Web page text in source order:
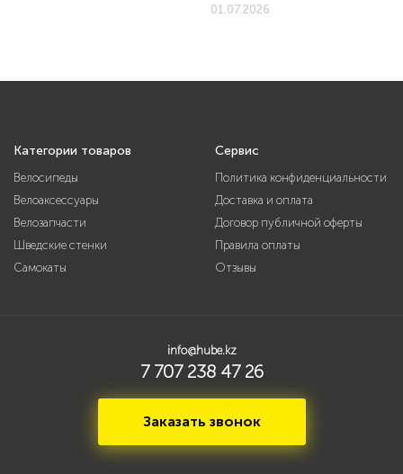
01.07.2026
Категории товаров
Велосипеды
Велоаксессуары
Велозапчасти
Шведские стенки
Самокаты
Сервис
Политика конфиденциальности
Доставка и оплата
Договор публичной оферты
Правила оплаты
Отзывы
info@hube.kz
7 707 238 47 26
Заказать звонок